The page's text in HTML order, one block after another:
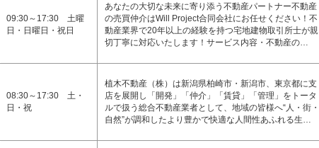
09:30～17:30 土曜
日・日曜日・祝日
あなたの大切な未来に寄り添う不動産パートナー不動産
の売買仲介はWill Project合同会社にお任せください！不
動産業界で20年以上の経験を持つ宅地建物取引所士が親
切丁寧に対応いたします！サービス内容・不動産の…
08:30～17:30 土・
日・祝
植木不動産（株）は新潟県柏崎市・新潟市、東京都に支
店を展開し「開発」「仲介」「賃貸」「管理」をトータ
ルで扱う総合不動産業者として、地域の皆様へ“人・街・
自然”が調和したより豊かで快適な人間性あふれる生…